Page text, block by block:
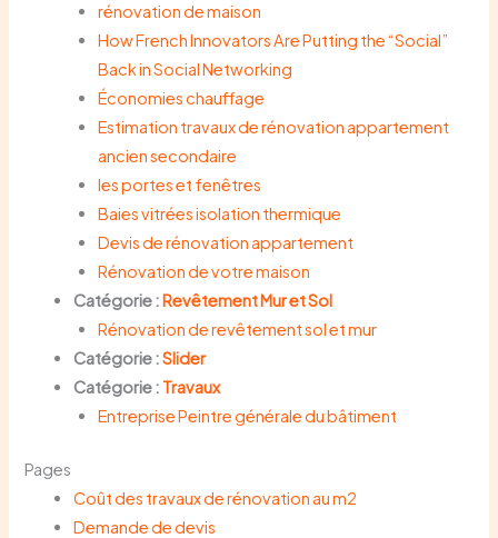
rénovation de maison
How French Innovators Are Putting the “Social”
Back in Social Networking
Économies chauffage
Estimation travaux de rénovation appartement
ancien secondaire
les portes et fenêtres
Baies vitrées isolation thermique
Devis de rénovation appartement
Rénovation de votre maison
Catégorie :Revêtement Mur et Sol
Rénovation de revêtement sol et mur
Catégorie :Slider
Catégorie : Travaux
Entreprise Peintre générale du bâtiment
Pages
Coût des travaux de rénovation au m2
Demande de devis